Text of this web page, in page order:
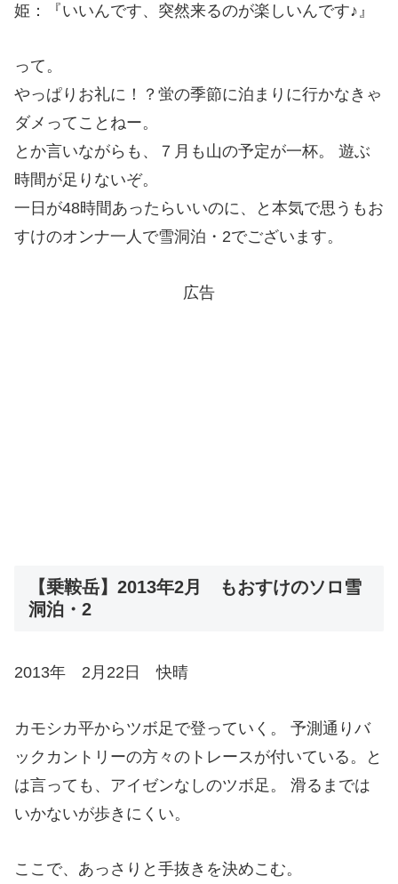
姫：『いいんです、突然来るのが楽しいんです♪』
って。
やっぱりお礼に！？蛍の季節に泊まりに行かなきゃ
ダメってことねー。
とか言いながらも、７月も山の予定が一杯。 遊ぶ
時間が足りないぞ。
一日が48時間あったらいいのに、と本気で思うもお
すけのオンナ一人で雪洞泊・2でございます。
広告
【乗鞍岳】2013年2月 もおすけのソロ雪
洞泊・2
2013年 2月22日 快晴
カモシカ平からツボ足で登っていく。 予測通りバ
ックカントリーの方々のトレースが付いている。と
は言っても、アイゼンなしのツボ足。 滑るまでは
いかないが歩きにくい。
ここで、あっさりと手抜きを決めこむ。